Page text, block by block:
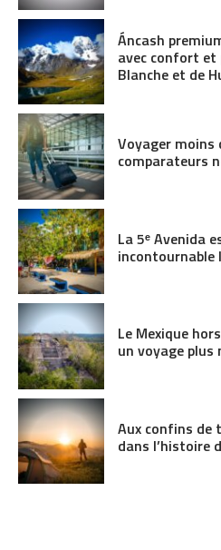
Áncash
avec confort et
Blanche et de
Voyager moins
comparateurs
La 5ᵉ Avenida
incontournable
Le Mexique
un voyage
Aux confins de
dans l’histoire